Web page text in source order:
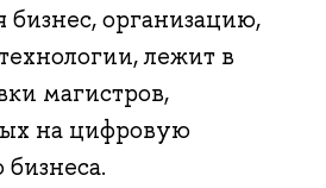
организацию,
лежит в
магистров,
на цифровую